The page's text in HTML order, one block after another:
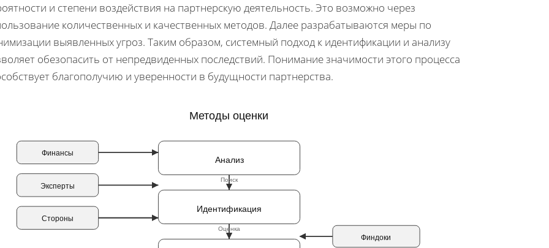
и степени воздействия на партнерскую деятельность. Это возможно через
количественных и качественных методов. Далее разрабатываются меры по
выявленных угроз. Таким образом, системный подход к идентификации и анализу
обезопасить от непредвиденных последствий. Понимание значимости этого процесса
благополучию и уверенности в будущности партнерства.
Методы оценки
Финансы
Эксперты
Стороны
Анализ
Идентификация
Финдоки
Поиск
Оценка